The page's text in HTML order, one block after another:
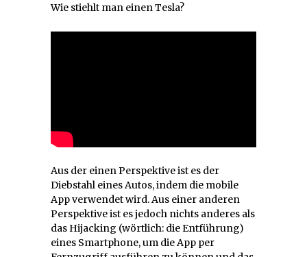
Wie stiehlt man einen Tesla?
Aus der einen Perspektive ist es der
Diebstahl eines Autos, indem die mobile
App verwendet wird. Aus einer anderen
Perspektive ist es jedoch nichts anderes als
das Hijacking (wörtlich: die Entführung)
eines Smartphone, um die App per